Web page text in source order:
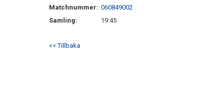
Matchnummer: 060849002
Samling:
19:45
<< Tillbaka